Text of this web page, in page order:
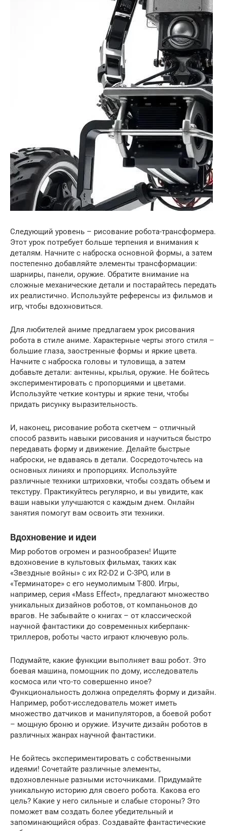
Следующий уровень – рисование робота-трансформера.
Этот урок потребует больше терпения и внимания к
деталям. Начните с наброска основной формы, а затем
постепенно добавляйте элементы трансформации:
шарниры, панели, оружие. Обратите внимание на
сложные механические детали и постарайтесь передать
их реалистично. Используйте референсы из фильмов и
игр, чтобы вдохновиться.
Для любителей аниме предлагаем урок рисования
робота в стиле аниме. Характерные черты этого стиля –
большие глаза, заостренные формы и яркие цвета.
Начните с наброска головы и туловища, а затем
добавьте детали: антенны, крылья, оружие. Не бойтесь
экспериментировать с пропорциями и цветами.
Используйте четкие контуры и яркие тени, чтобы
придать рисунку выразительность.
И, наконец, рисование робота скетчем – отличный
способ развить навыки рисования и научиться быстро
передавать форму и движение. Делайте быстрые
наброски, не вдаваясь в детали. Сосредоточьтесь на
основных линиях и пропорциях. Используйте
различные техники штриховки, чтобы создать объем и
текстуру. Практикуйтесь регулярно, и вы увидите, как
ваши навыки улучшаются с каждым днем. Онлайн
занятия помогут вам освоить эти техники.
Вдохновение и идеи
Мир роботов огромен и разнообразен! Ищите
вдохновение в культовых фильмах, таких как
«Звездные войны» с их R2-D2 и C-3PO, или в
«Терминаторе» с его неумолимым T-800. Игры,
например, серия «Mass Effect», предлагают множество
уникальных дизайнов роботов, от компаньонов до
врагов. Не забывайте о книгах – от классической
научной фантастики до современных киберпанк-
триллеров, роботы часто играют ключевую роль.
Подумайте, какие функции выполняет ваш робот. Это
боевая машина, помощник по дому, исследователь
космоса или что-то совершенно иное?
Функциональность должна определять форму и дизайн.
Например, робот-исследователь может иметь
множество датчиков и манипуляторов, а боевой робот
– мощную броню и оружие. Изучите дизайн роботов в
различных жанрах научной фантастики.
Не бойтесь экспериментировать с собственными
идеями! Сочетайте различные элементы,
вдохновленные разными источниками. Придумайте
уникальную историю для своего робота. Какова его
цель? Какие у него сильные и слабые стороны? Это
поможет вам создать более убедительный и
запоминающийся образ. Создавайте фантастические